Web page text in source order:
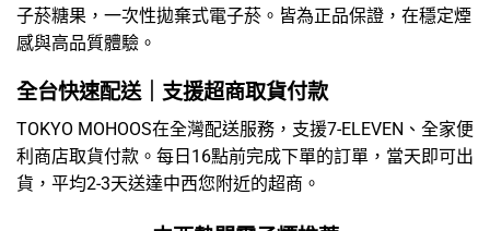
子菸糖果 ， 一次性拋棄式電子菸 。皆為正品保證，在穩定煙
感與高品質體驗。
全台快速配送｜支援超商取貨付款
TOKYO MOHOOS在全灣配送服務，支援7-ELEVEN、全家便
利商店取貨付款。每日16點前完成下單的訂單，當天即可出
貨，平均2-3天送達中西您附近的超商。